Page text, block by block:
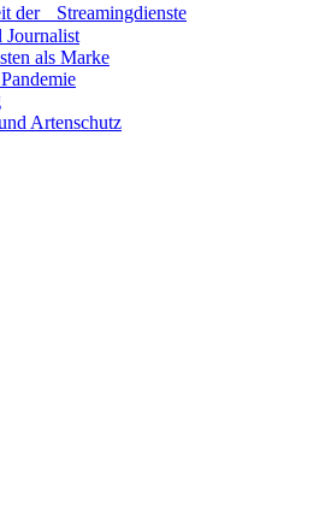
der Streamingdienste
Journalist
als Marke
Artenschutz